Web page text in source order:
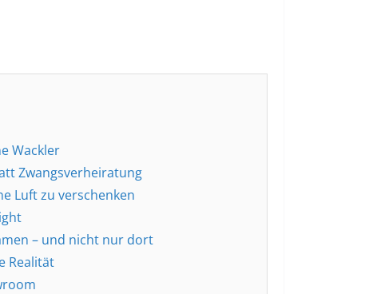
Wackler
Zwangsverheiratung
Luft zu verschenken
– und nicht nur dort
Realität